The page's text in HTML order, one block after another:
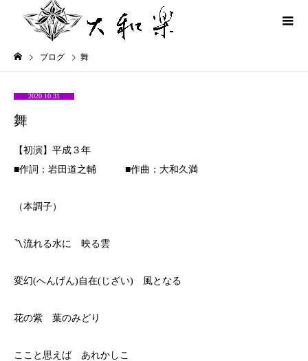
ブログ 舞
2020.10.31
舞
【初演】平成３年
■作詞：岩田道之輔 ■作曲：大和久満
（本調子）
〽流れる水に 映る雲
変幻(へんげん)自在(じざい) 風となる
花の紫 葉のみどり
ここと思えば あれかしこ